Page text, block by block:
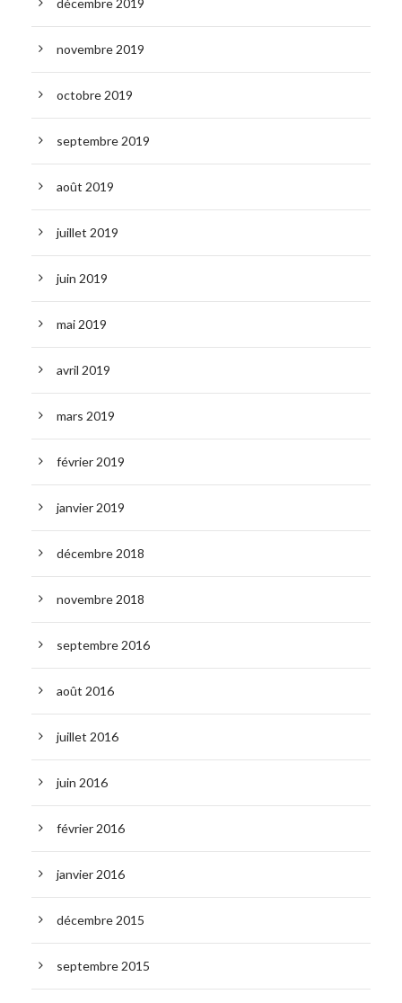
décembre 2019
novembre 2019
octobre 2019
septembre 2019
août 2019
juillet 2019
juin 2019
mai 2019
avril 2019
mars 2019
février 2019
janvier 2019
décembre 2018
novembre 2018
septembre 2016
août 2016
juillet 2016
juin 2016
février 2016
janvier 2016
décembre 2015
septembre 2015